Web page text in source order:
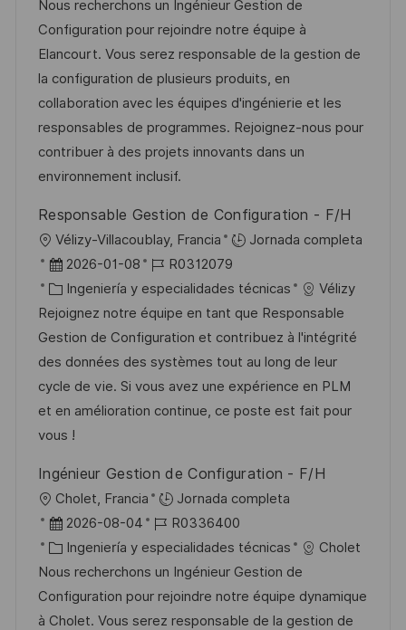
a
c
i
ó
n
h
a
d
e
p
u
b
l
c
a
c
i
ó
n
e
e
m
p
l
e
o
t
e
g
o
r
í
a
Nous recherchons un Ingénieur Gestion de
Configuration pour rejoindre notre équipe à
Elancourt. Vous serez responsable de la gestion de
la configuration de plusieurs produits, en
collaboration avec les équipes d'ingénierie et les
responsables de programmes. Rejoignez-nous pour
contribuer à des projets innovants dans un
environnement inclusif.
Responsable Gestion de Configuration - F/H
U
b
c
a
c
i
ó
n
Vélizy-Villacoublay, Francia
Jornada completa
F
e
c
h
a
d
e
p
b
l
i
c
a
c
2026-01-08
I
D
d
e
e
m
p
o
R0312079
C
a
t
e
g
o
r
a
Ingeniería y especialidades técnicas
Vélizy
Rejoignez notre équipe en tant que Responsable
Gestion de Configuration et contribuez à l'intégrité
des données des systèmes tout au long de leur
cycle de vie. Si vous avez une expérience en PLM
et en amélioration continue, ce poste est fait pour
vous !
Ingénieur Gestion de Configuration - F/H
U
b
c
a
c
Cholet, Francia
Jornada completa
F
e
c
h
a
2026-08-04
I
D
d
e
e
R0336400
C
a
t
e
Ingeniería y especialidades técnicas
Cholet
Nous recherchons un Ingénieur Gestion de
Configuration pour rejoindre notre équipe dynamique
à Cholet. Vous serez responsable de la gestion de